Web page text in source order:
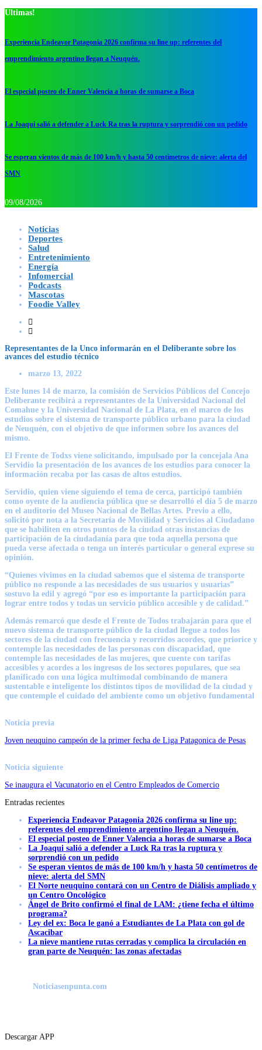
Ultimas!
Experiencia Endeavor Patagonia 2026 confirma su line up: referentes del
emprendimiento argentino llegan a Neuquén.
El especial posteo de Enner Valencia a horas de sumarse a Boca
La Joaqui salió a defender a Luck Ra tras la ruptura y sorprendió con un pedido
Se esperan vientos de más de 100 km/h y hasta 50 centímetros de nieve: alerta del
SMN
09/08/2026
Noticias
Deportes
Salud
Entretenimiento
Energía
Infomercial
Podcasts
Mascotas
Foodie Valley
Representantes de la Unco informarán en el Deliberante sobre los
avances del estudio técnico
marzo 13, 2022
Este lunes 14 de marzo, la comisión de Servicios Públicos del Concejo
Deliberante recibirá a representantes de la Universidad Nacional del
Comahue y la Universidad Nacional de La Plata, en el marco de los
estudios sobre el sistema de transporte público urbano para la ciudad
de Neuquén, con el objetivo de que informen sobre los avances del
mismo.
El Frente de Todxs viene solicitando, impulsado por la concejala Ana
Servidio la presentación de los avances de los estudios para conocer la
información recaba por las casas de altos estudios.
Servidio, quien viene siguiendo el tema de cerca, participó también
como oyente de la audiencia pública que se desarrolló el día 5 de marzo
en el auditorio del Museo Nacional de Bellas Artes. Previo a ello,
solicitó por nota a la Secretaría de Movilidad y Servicios al Ciudadano
que se habiliten en otros puntos de la ciudad otras instancias de
participación de la ciudadanía para que toda aquella persona que
pueda verse afectada o tenga un interés particular o general exprese su
opinión.
“Quienes vivimos en la ciudad sabemos que el sistema de transporte
público no responde a las necesidades de sus usuarios y usuarias”
sostuvo la edil y agregó “por eso es importante la participación para
lograr entre todos y todas un servicio público accesible y de calidad.”
Además remarcó que desde el Frente de Todos trabajarán para que el
nuevo sistema de transporte público de la ciudad llegue a todos los
sectores de la ciudad con frecuencia y recorridos acordes, que priorice y
contemple las necesidades de las personas con discapacidad, que
contemple las necesidades de las mujeres, que cuente con tarifas
accesibles y acordes a los ingresos de los sectores populares, que sea
planificado con una lógica multimodal combinando de manera
sustentable e inteligente los distintos tipos de movilidad de la ciudad y
que contemple el cuidado del ambiente como un objetivo fundamental
Noticia previa
Joven neuquino campeón de la primer fecha de Liga Patagonica de Pesas
Noticia siguiente
Se inaugura el Vacunatorio en el Centro Empleados de Comercio
Entradas recientes
Experiencia Endeavor Patagonia 2026 confirma su line up:
referentes del emprendimiento argentino llegan a Neuquén.
El especial posteo de Enner Valencia a horas de sumarse a Boca
La Joaqui salió a defender a Luck Ra tras la ruptura y
sorprendió con un pedido
Se esperan vientos de más de 100 km/h y hasta 50 centímetros de
nieve: alerta del SMN
El Norte neuquino contará con un Centro de Diálisis ampliado y
un Centro Oncológico
Ángel de Brito confirmó el final de LAM: ¿tiene fecha el último
programa?
Ley del ex: Boca le ganó a Estudiantes de La Plata con gol de
Ascacibar
La nieve mantiene rutas cerradas y complica la circulación en
gran parte de Neuquén: las zonas afectadas
Noticiasenpunta.com
Descargar APP